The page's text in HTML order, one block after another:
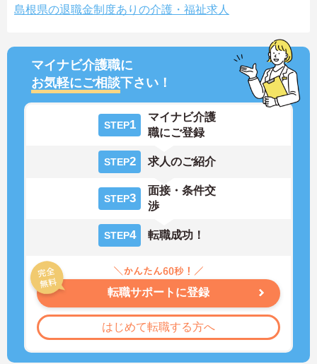
島根県の退職金制度ありの介護・福祉求人
マイナビ介護職に
お気軽にご相談下さい！
STEP1
マイナビ介護
職にご登録
STEP2 求人のご紹介
STEP3
面接・条件交
渉
STEP4 転職成功！
転職サポートに登録
はじめて転職する方へ